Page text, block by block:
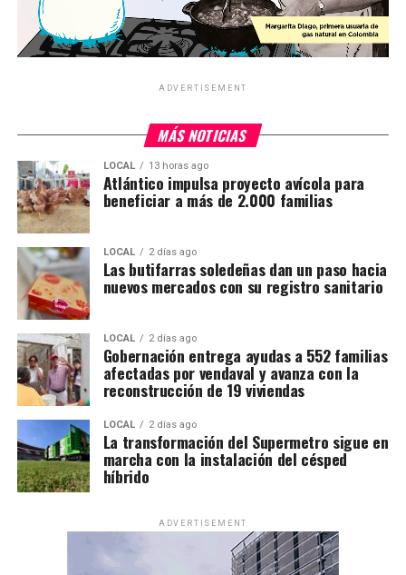
ADVERTISEMENT
MÁS NOTICIAS
LOCAL 13 horas ago
Atlántico impulsa proyecto avícola para
beneficiar a más de 2.000 familias
LOCAL 2 días ago
Las butifarras soledeñas dan un paso hacia
nuevos mercados con su registro sanitario
LOCAL 2 días ago
Gobernación entrega ayudas a 552 familias
afectadas por vendaval y avanza con la
reconstrucción de 19 viviendas
LOCAL 2 días ago
La transformación del Supermetro sigue en
marcha con la instalación del césped
híbrido
ADVERTISEMENT